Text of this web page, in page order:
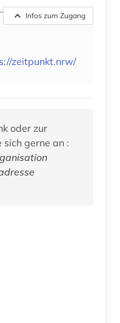
Infos zum Zugang
zeitpunkt.nrw/
oder zur
Lizenzierung wenden Sie sich gerne an :